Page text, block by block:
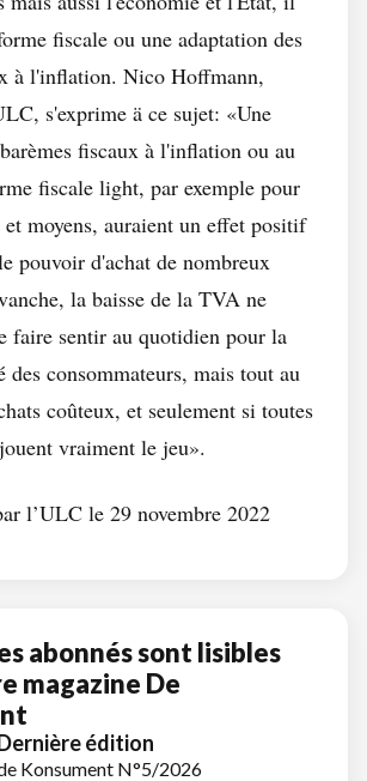
fiscale ou une adaptation des
à l'inflation. Nico Hoffmann,
s'exprime ä ce sujet: «Une
fiscaux à l'inflation ou au
fiscale light, par exemple pour
et moyens, auraient un effet positif
pouvoir d'achat de nombreux
la baisse de la TVA ne
faire sentir au quotidien pour la
des consommateurs, mais tout au
coûteux, et seulement si toutes
vraiment le jeu».
l’ULC le 29 novembre 2022
abonnés sont lisibles
magazine De
édition
Konsument N°5/2026